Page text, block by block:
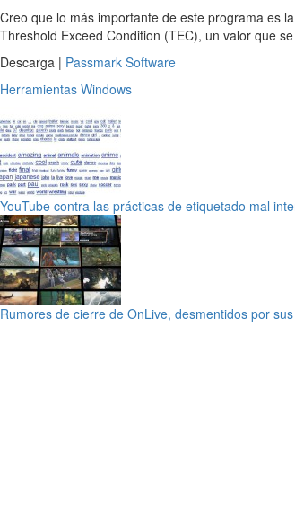
Creo que lo más importante de este programa es la
Threshold Exceed Condition (TEC), un valor que
Descarga | Passmark Software
Herramientas Windows
YouTube contra las prácticas de etiquetado mal
Rumores de cierre de OnLive, desmentidos por